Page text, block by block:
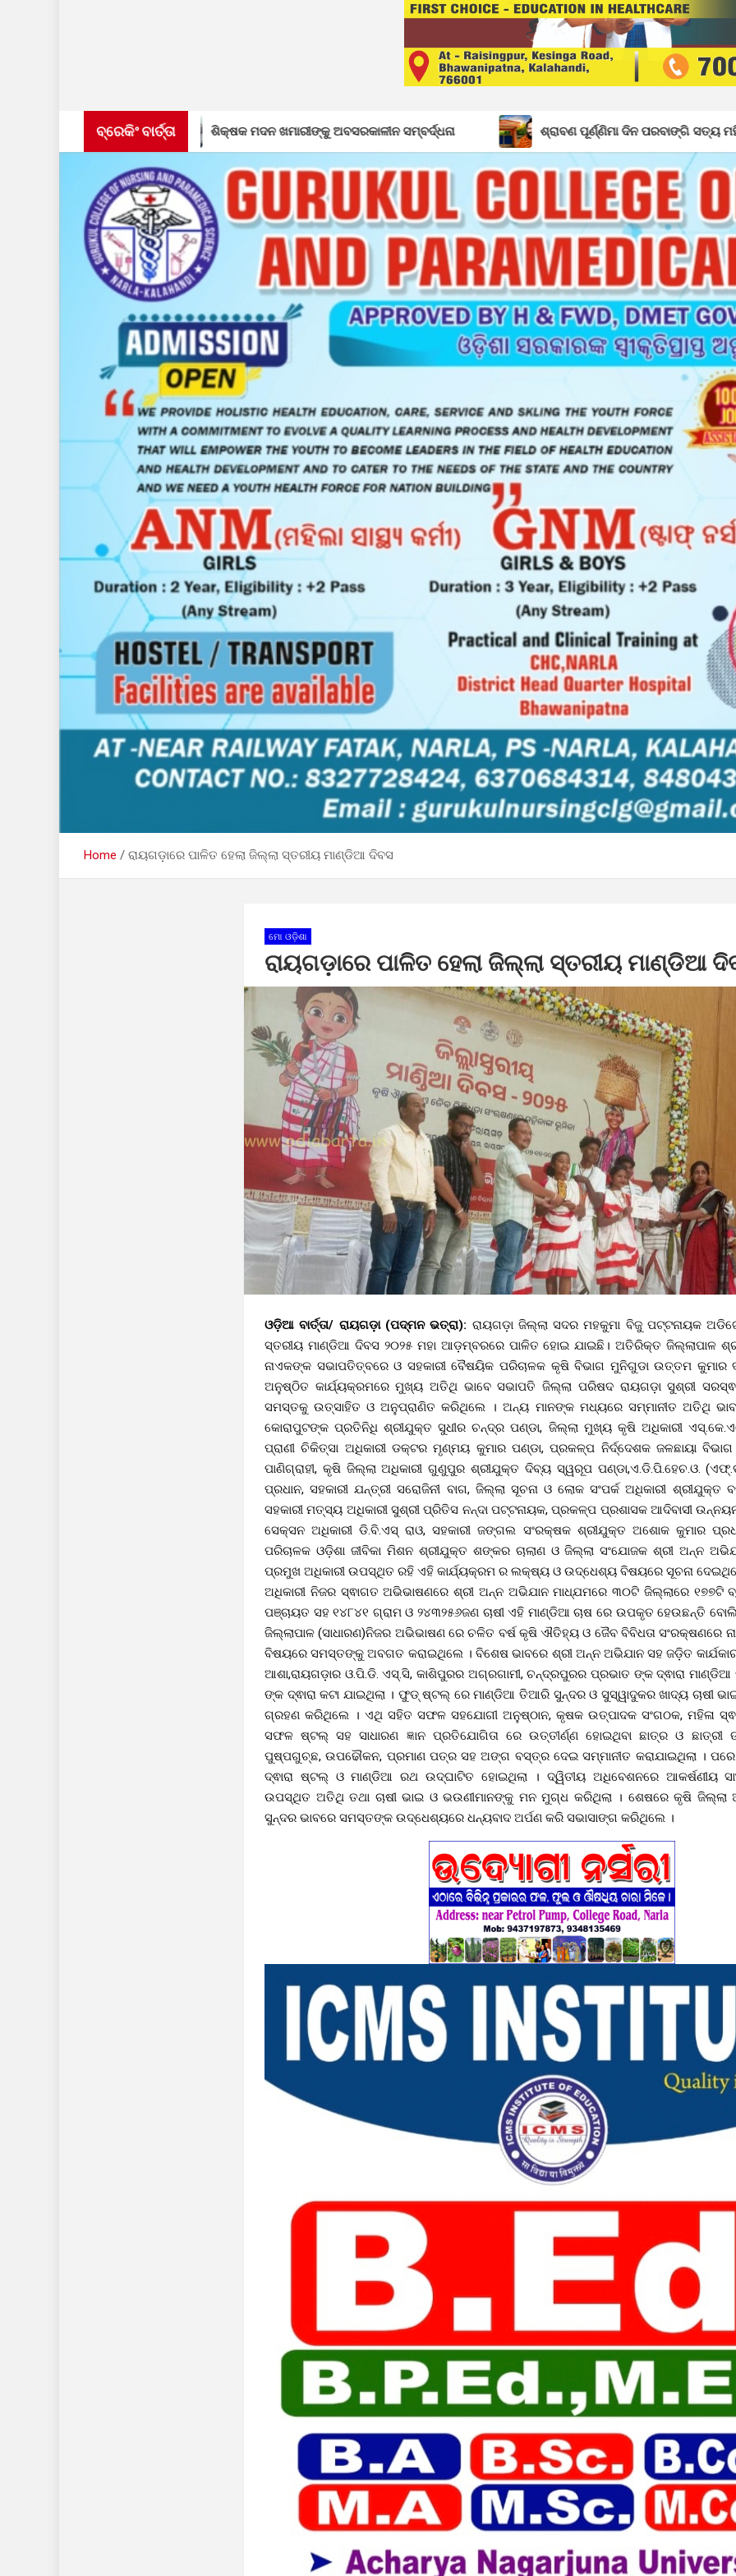
ବ୍ରେକିଂ ବାର୍ତ୍ତା
ଶିକ୍ଷକ ମଦନ ଖମାରୀଙ୍କୁ ଅବସରକାଳୀନ ସମ୍ବର୍ଦ୍ଧନା ଶ୍ରାବଣ ପୂର୍ଣ୍ଣିମା ଦିନ ପରବାଙ୍ଗି ସତ୍ୟ ମହିମା ଆଶ୍ରମରେ
Home ରାୟଗଡ଼ାରେ ପାଳିତ ହେଲା ଜିଲ୍ଲା ସ୍ତରୀୟ ମାଣ୍ଡିଆ ଦିବସ
ମୋ ଓଡ଼ିଶା
ରାୟଗଡ଼ାରେ ପାଳିତ ହେଲା ଜିଲ୍ଲା ସ୍ତରୀୟ ମାଣ୍ଡିଆ
ଓଡ଼ିଆ ବାର୍ତ୍ତା/ ରାୟଗଡ଼ା (ପଦ୍ମନ ଭତ୍ରା): ରାୟଗଡ଼ା ଜିଲ୍ଲା ସଦର ମହକୁମା ବିଜୁ ପଟ୍ଟନାୟକ
ସ୍ତରୀୟ ମାଣ୍ଡିଆ ଦିବସ ୨୦୨୫ ମହା ଆଡ଼ମ୍ବରରେ ପାଳିତ ହୋଇ ଯାଇଛି। ଅତିରିକ୍ତ ଜିଲ୍ଲାପାଳ
ନାଏକଙ୍କ ସଭାପତିତ୍ବରେ ଓ ସହକାରୀ ବୈଷୟିକ ପରିଚାଳକ କୃଷି ବିଭାଗ ମୁନିଗୁଡା ଉତ୍ତମ କୁମାର
ଅନୁଷ୍ଠିତ କାର୍ଯ୍ୟକ୍ରମରେ ମୁଖ୍ୟ ଅତିଥି ଭାବେ ସଭାପତି ଜିଲ୍ଲା ପରିଷଦ ରାୟଗଡ଼ା ସୁଶ୍ରୀ
ସମସ୍ତକୁ ଉତ୍ସାହିତ ଓ ଅନୁପ୍ରାଣିତ କରିଥିଲେ । ଅନ୍ୟ ମାନଙ୍କ ମଧ୍ୟରେ ସମ୍ମାନୀତ ଅତିଥି
କୋରାପୁଟଙ୍କ ପ୍ରତିନିଧି ଶ୍ରୀଯୁକ୍ତ ସୁଧୀର ଚନ୍ଦ୍ର ପଣ୍ଡା, ଜିଲ୍ଲା ମୁଖ୍ୟ କୃଷି ଅଧିକାରୀ
ପ୍ରାଣୀ ଚିକିତ୍ସା ଅଧିକାରୀ ଡକ୍ଟର ମୃଣ୍ମୟ କୁମାର ପଣ୍ଡା, ପ୍ରକଳ୍ପ ନିର୍ଦ୍ଦେଶକ ଜଳଛାୟା
ପାଣିଗ୍ରାହୀ, କୃଷି ଜିଲ୍ଲା ଅଧିକାରୀ ଗୁଣୁପୁର ଶ୍ରୀଯୁକ୍ତ ଦିବ୍ୟ ସ୍ୱରୂପ ପଣ୍ଡା,ଏ.ଡି.ପି.ହେଚ.ଓ.
ପ୍ରଧାନ, ସହକାରୀ ଯନ୍ତ୍ରୀ ସରୋଜିନୀ ବାଗ, ଜିଲ୍ଲା ସୂଚନା ଓ ଲୋକ ସଂପର୍କ ଅଧିକାରୀ ଶ୍ରୀଯୁକ୍ତ
ସହକାରୀ ମତ୍ସ୍ୟ ଅଧିକାରୀ ସୁଶ୍ରୀ ପ୍ରିତିସ ନନ୍ଦା ପଟ୍ଟନାୟକ, ପ୍ରକଳ୍ପ ପ୍ରଶାସକ ଆଦିବାସୀ ଉନ୍ନୟନ
ସେକ୍ସନ ଅଧିକାରୀ ଡି.ବି.ଏସ୍ ରାଓ, ସହକାରୀ ଜଙ୍ଗଲ ସଂରକ୍ଷକ ଶ୍ରୀଯୁକ୍ତ ଅଶୋକ କୁମାର
ପରିଚାଳକ ଓଡ଼ିଶା ଜୀବିକା ମିଶନ ଶ୍ରୀଯୁକ୍ତ ଶଙ୍କର ଚାଲାଣ ଓ ଜିଲ୍ଲା ସଂଯୋଜକ ଶ୍ରୀ ଅନ୍ନ
ପ୍ରମୁଖ ଅଧିକାରୀ ଉପସ୍ଥିତ ରହି ଏହି କାର୍ଯ୍ୟକ୍ରମ ର ଲକ୍ଷ୍ୟ ଓ ଉଦ୍ଧେଶ୍ୟ ବିଷୟରେ ସୂଚନା
ଅଧିକାରୀ ନିଜର ସ୍ଵାଗତ ଅଭିଭାଷଣରେ ଶ୍ରୀ ଅନ୍ନ ଅଭିଯାନ ମାଧ୍ଯମରେ ୩୦ଟି ଜିଲ୍ଲାରେ ୧୭୭ଟି
ପଞ୍ଚାୟତ ସହ ୧୪୮୪୧ ଗ୍ରାମ ଓ ୨୪୩୨୫୬ଜଣ ଚାଷୀ ଏହି ମାଣ୍ଡିଆ ଚାଷ ରେ ଉପକୃତ ହେଉଛନ୍ତି
ଜିଲ୍ଲାପାଳ (ସାଧାରଣ)ନିଜର ଅଭିଭାଷଣ ରେ ଚଳିତ ବର୍ଷ କୃଷି ଐତିହ୍ୟ ଓ ଜୈବ ବିବିଧତା ସଂରକ୍ଷଣରେ
ବିଷୟରେ ସମସ୍ତଙ୍କୁ ଅବଗତ କରାଇଥିଲେ । ବିଶେଷ ଭାବରେ ଶ୍ରୀ ଅନ୍ନ ଅଭିଯାନ ସହ ଜଡ଼ିତ
ଆଶା,ରାୟଗଡ଼ାର ଓ.ପି.ଡି. ଏସ୍.ସି, କାଶିପୁରର ଅଗ୍ରଗାମୀ, ଚନ୍ଦ୍ରପୁରର ପ୍ରଭାତ ଙ୍କ ଦ୍ଵାରା
ଙ୍କ ଦ୍ଵାରା କଟା ଯାଇଥିଲା । ଫୁଡ୍ ଷ୍ଟଲ୍ ରେ ମାଣ୍ଡିଆ ତିଆରି ସୁନ୍ଦର ଓ ସୁସ୍ୱାଦୁକର ଖାଦ୍ୟ ଚାଷୀ
ଗ୍ରହଣ କରିଥିଲେ । ଏଥି ସହିତ ସଫଳ ସହଯୋଗୀ ଅନୁଷ୍ଠାନ, କୃଷକ ଉତ୍ପାଦକ ସଂଗଠକ, ମହିଳା
ସଫଳ ଷ୍ଟଲ୍ ସହ ସାଧାରଣ ଜ୍ଞାନ ପ୍ରତିଯୋଗିତା ରେ ଉତ୍ତୀର୍ଣ୍ଣ ହୋଇଥିବା ଛାତ୍ର ଓ ଛାତ୍ରୀ
ପୁଷ୍ପଗୁଚ୍ଛ, ଉପଢୌକନ, ପ୍ରମାଣ ପତ୍ର ସହ ଅଙ୍ଗ ବସ୍ତ୍ର ଦେଇ ସମ୍ମାନୀତ କରାଯାଇଥିଲା ।
ଦ୍ଵାରା ଷ୍ଟଲ୍ ଓ ମାଣ୍ଡିଆ ରଥ ଉଦ୍ଘାଟିତ ହୋଇଥିଲା । ଦ୍ୱିତୀୟ ଅଧିବେଶନରେ ଆକର୍ଷଣୀୟ
ଉପସ୍ଥିତ ଅତିଥି ତଥା ଚାଷୀ ଭାଇ ଓ ଭଉଣୀମାନଙ୍କୁ ମନ ମୁଗ୍ଧ କରିଥିଲା । ଶେଷରେ କୃଷି ଜିଲ୍ଲା
ସୁନ୍ଦର ଭାବରେ ସମସ୍ତଙ୍କ ଉଦ୍ଧେଶ୍ୟରେ ଧନ୍ୟବାଦ ଅର୍ପଣ କରି ସଭାସାଙ୍ଗ କରିଥିଲେ ।